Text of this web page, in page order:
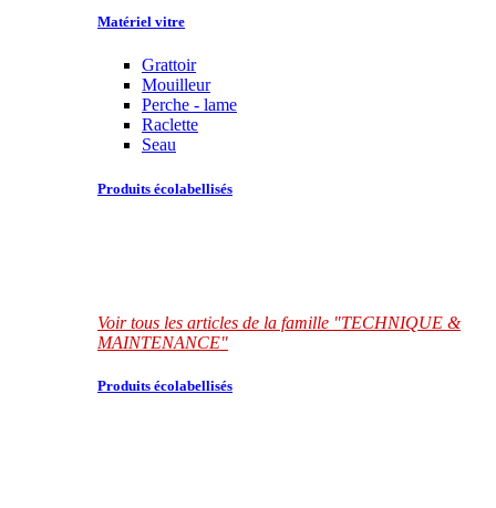
Matériel vitre
Grattoir
Mouilleur
Perche - lame
Raclette
Seau
Produits écolabellisés
Voir tous les articles de la famille "TECHNIQUE &
MAINTENANCE"
Produits écolabellisés